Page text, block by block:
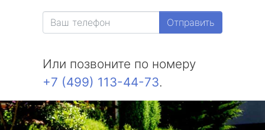
Отправить
Или позвоните по номеру
+7 (499) 113-44-73.